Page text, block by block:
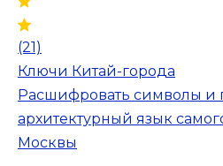
(21)
Ключи Китай-города
Расшифровать символы и
архитектурный язык
Москвы